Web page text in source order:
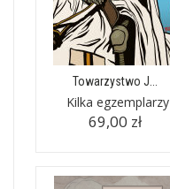
Towarzystwo J...
Kilka egzemplarzy
69,00 zł